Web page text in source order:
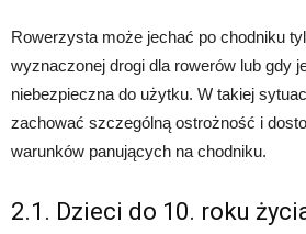
Rowerzysta może jechać po chodniku
wyznaczonej drogi dla rowerów lub gdy
niebezpieczna do użytku. W takiej
zachować szczególną ostrożność i
warunków panujących na chodniku.
2.1. Dzieci do 10. roku